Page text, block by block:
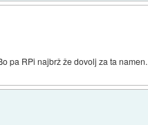
pa RPi najbrž že dovolj za ta namen.